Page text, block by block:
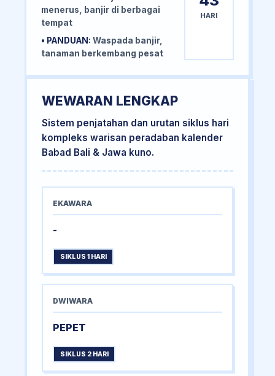
menerus, banjir di berbagai
tempat
• PANDUAN: Waspada banjir,
tanaman berkembang pesat
HARI
WEWARAN LENGKAP
Sistem penjatahan dan urutan siklus hari
kompleks warisan peradaban kalender
Babad Bali & Jawa kuno.
EKAWARA
-
SIKLUS 1 HARI
DWIWARA
PEPET
SIKLUS 2 HARI